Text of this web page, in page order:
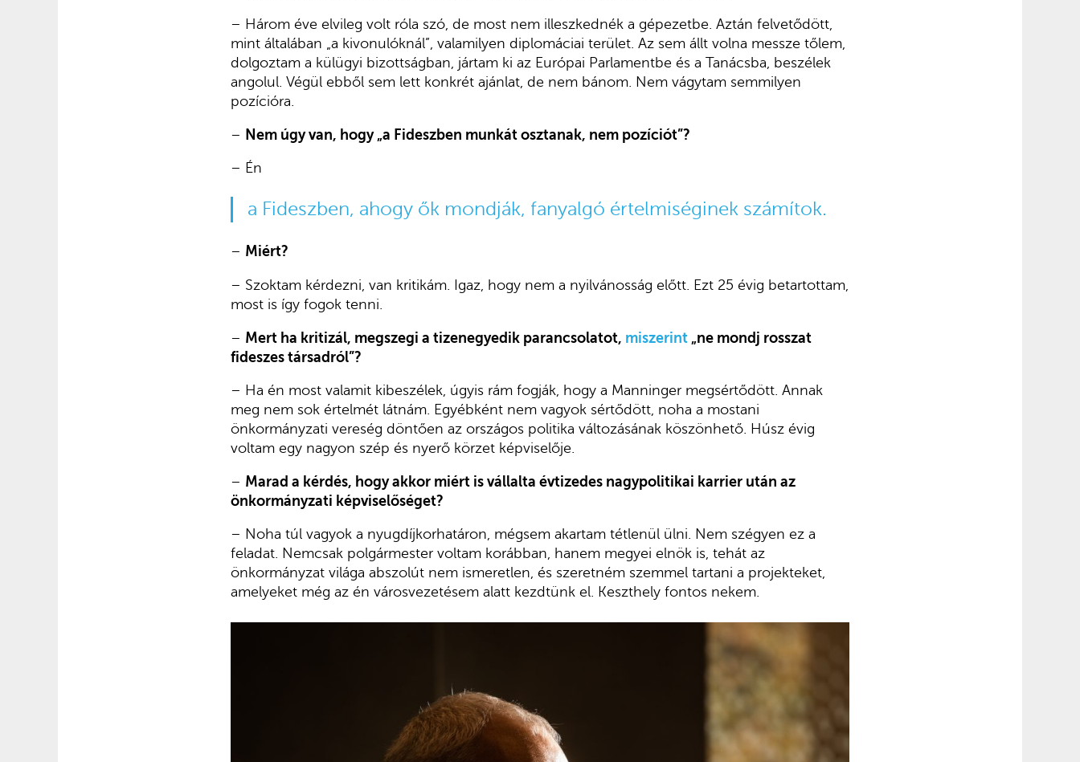
– Három éve elvileg volt róla szó, de most nem illeszkednék a gépezetbe. Aztán felvetődött,
mint általában „a kivonulóknál”, valamilyen diplomáciai terület. Az sem állt volna messze tőlem,
dolgoztam a külügyi bizottságban, jártam ki az Európai Parlamentbe és a Tanácsba, beszélek
angolul. Végül ebből sem lett konkrét ajánlat, de nem bánom. Nem vágytam semmilyen
pozícióra.
– Nem úgy van, hogy „a Fideszben munkát osztanak, nem pozíciót”?
– Én
a Fideszben, ahogy ők mondják, fanyalgó értelmiséginek számítok.
– Miért?
– Szoktam kérdezni, van kritikám. Igaz, hogy nem a nyilvánosság előtt. Ezt 25 évig betartottam,
most is így fogok tenni.
– Mert ha kritizál, megszegi a tizenegyedik parancsolatot, miszerint „ne mondj rosszat
fideszes társadról”?
– Ha én most valamit kibeszélek, úgyis rám fogják, hogy a Manninger megsértődött. Annak
meg nem sok értelmét látnám. Egyébként nem vagyok sértődött, noha a mostani
önkormányzati vereség döntően az országos politika változásának köszönhető. Húsz évig
voltam egy nagyon szép és nyerő körzet képviselője.
– Marad a kérdés, hogy akkor miért is vállalta évtizedes nagypolitikai karrier után az
önkormányzati képviselőséget?
– Noha túl vagyok a nyugdíjkorhatáron, mégsem akartam tétlenül ülni. Nem szégyen ez a
feladat. Nemcsak polgármester voltam korábban, hanem megyei elnök is, tehát az
önkormányzat világa abszolút nem ismeretlen, és szeretném szemmel tartani a projekteket,
amelyeket még az én városvezetésem alatt kezdtünk el. Keszthely fontos nekem.